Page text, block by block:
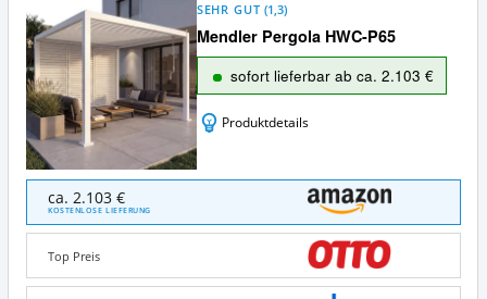
Mendler Pergola HWC-P65
SEHR GUT (1,3)
sofort lieferbar ab ca. 2.103 €
Produktdetails
Mendler
Pergola
HWC-
P65
Angebote:
Wo
ca. 2.103 €
KOSTENLOSE LIEFERUNG
Top Preis